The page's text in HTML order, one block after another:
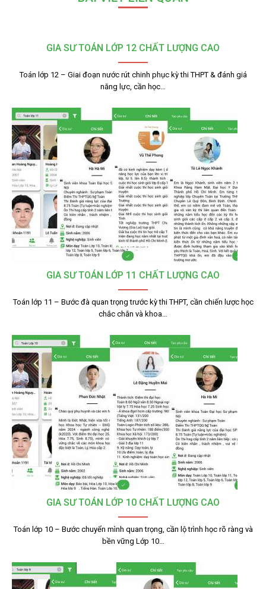
GIA SƯ TOÁN LỚP 12 CHẤT LƯỢNG CAO
Toán lớp 12 – Giai đoạn nước rút chinh phục kỳ thi THPT & đánh giá
năng lực, cần học…
GIA SƯ TOÁN LỚP 11 CHẤT LƯỢNG CAO
Toán lớp 11 – Bước đà quan trọng trước kỳ thi THPT, cần chiến lược học
chắc chắn và khoa…
GIA SƯ TOÁN LỚP 10 CHẤT LƯỢNG CAO
Toán lớp 10 – Bước chuyển mình quan trọng, cần lộ trình học rõ ràng và
bền vững Lớp 10…